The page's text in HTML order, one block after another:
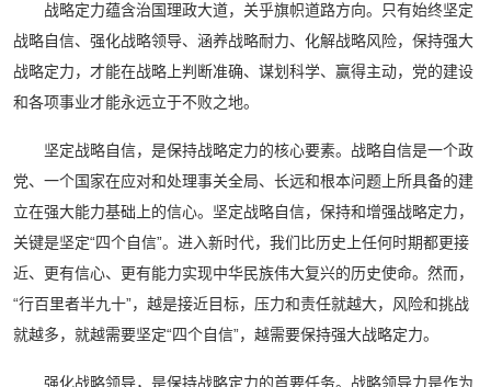
战略定力蕴含治国理政大道，关乎旗帜道路方向。只有始终坚定
战略自信、强化战略领导、涵养战略耐力、化解战略风险，保持强大
战略定力，才能在战略上判断准确、谋划科学、赢得主动，党的建设
和各项事业才能永远立于不败之地。
坚定战略自信，是保持战略定力的核心要素。战略自信是一个政
党、一个国家在应对和处理事关全局、长远和根本问题上所具备的建
立在强大能力基础上的信心。坚定战略自信，保持和增强战略定力，
关键是坚定“四个自信”。进入新时代，我们比历史上任何时期都更接
近、更有信心、更有能力实现中华民族伟大复兴的历史使命。然而，
“行百里者半九十”，越是接近目标，压力和责任就越大，风险和挑战
就越多，就越需要坚定“四个自信”，越需要保持强大战略定力。
强化战略领导，是保持战略定力的首要任务。战略领导力是作为